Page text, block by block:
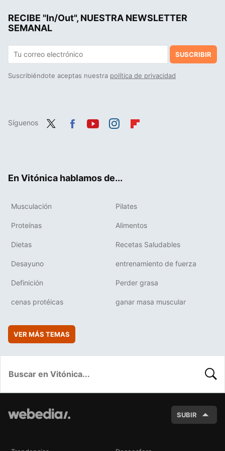
RECIBE "In/Out", NUESTRA NEWSLETTER
SEMANAL
SUSCRIBIR
Suscribiéndote aceptas nuestra política de privacidad
Síguenos
En Vitónica hablamos de...
Musculación Pilates
Proteínas Alimentos
Dietas Recetas Saludables
Desayuno entrenamiento de fuerza
Definición Perder grasa
cenas protéicas ganar masa muscular
VER MÁS TEMAS
SUBIR